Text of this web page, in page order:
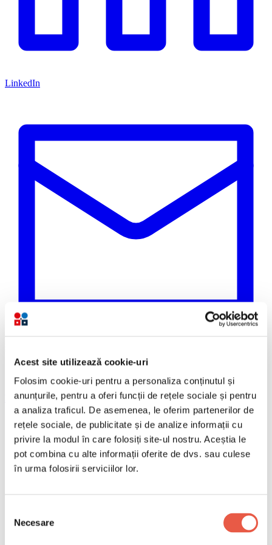
Acest site utilizează cookie-uri
Folosim cookie-uri pentru a personaliza conținutul și
anunțurile, pentru a oferi funcții de rețele sociale și pentru
a analiza traficul. De asemenea, le oferim partenerilor de
rețele sociale, de publicitate și de analize informații cu
privire la modul în care folosiți site-ul nostru. Aceștia le
pot combina cu alte informații oferite de dvs. sau culese
în urma folosirii serviciilor lor.
consimțământului
Necesare
LinkedIn
Email
Copiază link
Plaza de España din Sevilia pe timp de noapte. Sevilia
este unul dintre cele mai interesante modele europene
de adaptare a vieții urbane la căldura extremă.
Sevilia vara, noaptea
Ce faci vara la Roma și Atena după lăsarea întunericului